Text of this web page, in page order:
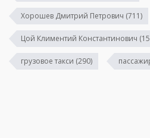
Хорошев Дмитрий Петрович (711)
Цой Климентий Константинович
грузовое такси (290)